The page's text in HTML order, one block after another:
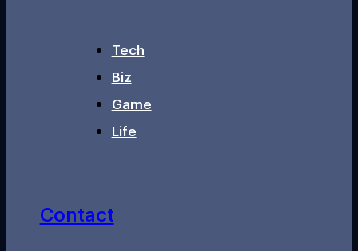
Tech
Biz
Game
Life
Contact